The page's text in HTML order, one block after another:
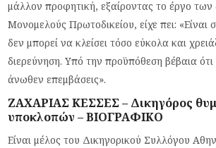
μάλλον προφητική, εξαίροντας το έργο των
Μονομελούς Πρωτοδικείου, είχε πει: «Είναι
δεν μπορεί να κλείσει τόσο εύκολα και
διερεύνηση. Υπό την προϋπόθεση βέβαια
άνωθεν επεμβάσεις».
ΖΑΧΑΡΙΑΣ ΚΕΣΣΕΣ – Δικηγόρος
υποκλοπών – ΒΙΟΓΡΑΦΙΚΟ
Είναι μέλος του Δικηγορικού Συλλόγου